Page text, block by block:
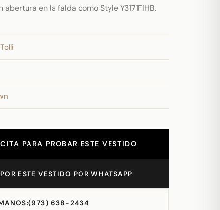
en la falda como Style Y3171FIHB.
PARA PROBAR ESTE VESTIDO
ESTE VESTIDO POR WHATSAPP
(973) 638-2434